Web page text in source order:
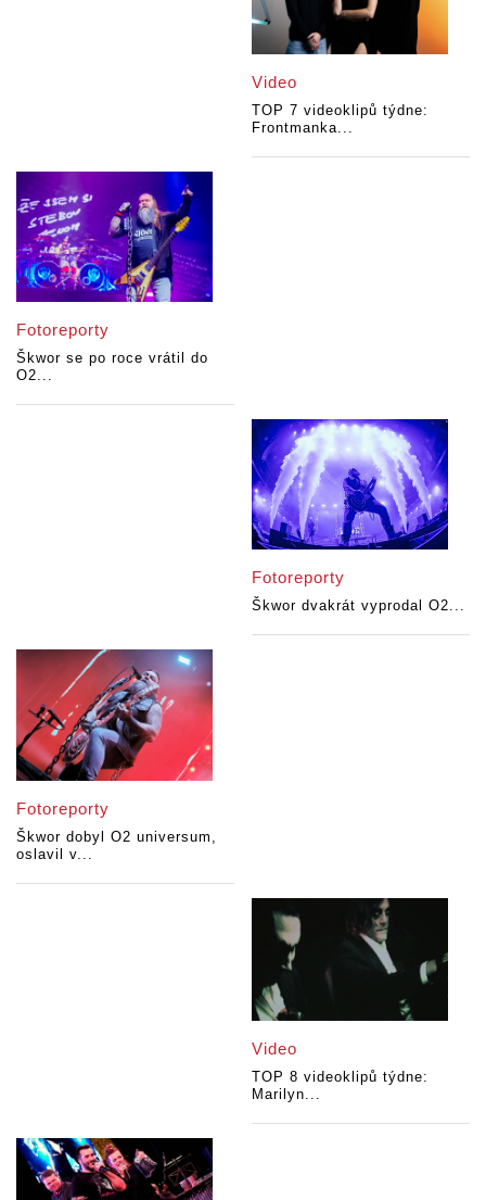
Video
TOP 7 videoklipů týdne:
Frontmanka...
Fotoreporty
Škwor se po roce vrátil do
O2...
Fotoreporty
Škwor dvakrát vyprodal O2...
Fotoreporty
Škwor dobyl O2 universum,
oslavil v...
Video
TOP 8 videoklipů týdne:
Marilyn...